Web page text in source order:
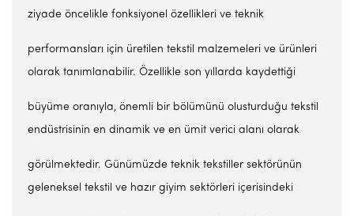
ziyade öncelikle fonksiyonel özellikleri ve teknik
performansları için üretilen tekstil malzemeleri ve ürünleri
olarak tanımlanabilir. Özellikle son yıllarda kaydettiği
büyüme oranıyla, önemli bir bölümünü olusturduğu tekstil
endüstrisinin en dinamik ve en ümit verici alanı olarak
görülmektedir. Günümüzde teknik tekstiller sektörünün
geleneksel tekstil ve hazır giyim sektörleri içerisindeki